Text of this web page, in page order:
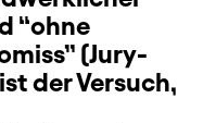
“ohne
(Jury-
der Versuch,